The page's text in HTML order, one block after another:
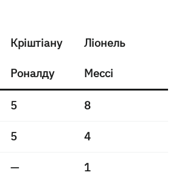
Кріштіану
Роналду
Ліонель
Мессі
5 8
5 4
— 1